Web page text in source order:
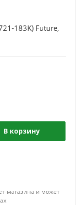
183K) Future,
В корзину
магазина и может